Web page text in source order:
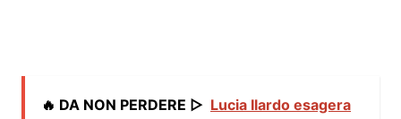
🔥 DA NON PERDERE ▷ Lucia Ilardo esagera